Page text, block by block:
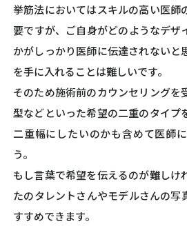
挙筋法においてはスキルの高い医師
要ですが、ご自身がどのようなデザ
かがしっかり医師に伝達されないと
を手に入れることは難しいです。
そのため施術前のカウンセリングを
型などといった希望の二重のタイプ
二重幅にしたいのかも含めて医師
う。
もし言葉で希望を伝えるのが難しけ
たのタレントさんやモデルさんの写
すすめできます。